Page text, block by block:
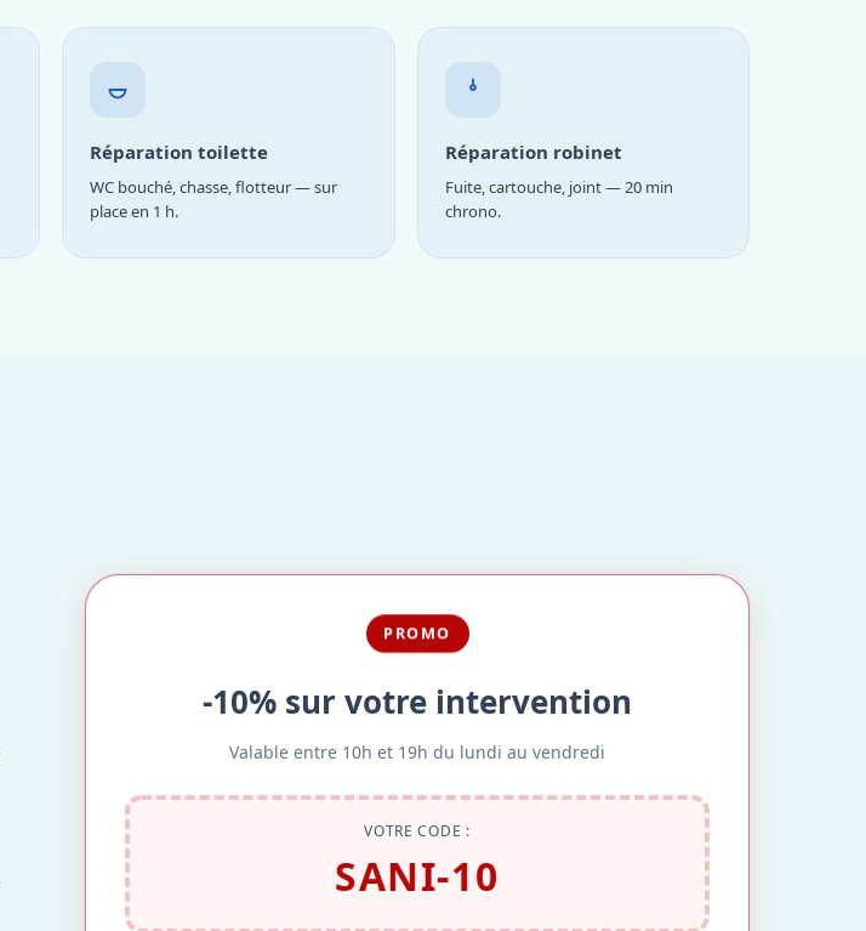
Réparation toilette
WC bouché, chasse, flotteur — sur
place en 1 h.
Réparation robinet
Fuite, cartouche, joint — 20 min
chrono.
PROMO
-10% sur votre intervention
Valable entre 10h et 19h du lundi au vendredi
VOTRE CODE :
SANI-10